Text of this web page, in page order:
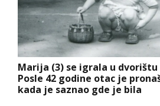
Marija (3) se igrala u
Posle 42 godine otac je
kada je saznao gde je bila